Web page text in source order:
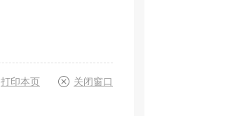
打印本页 关闭窗口